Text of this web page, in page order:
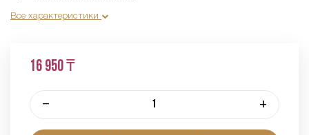
Все характеристики
16 950 ₸
– +